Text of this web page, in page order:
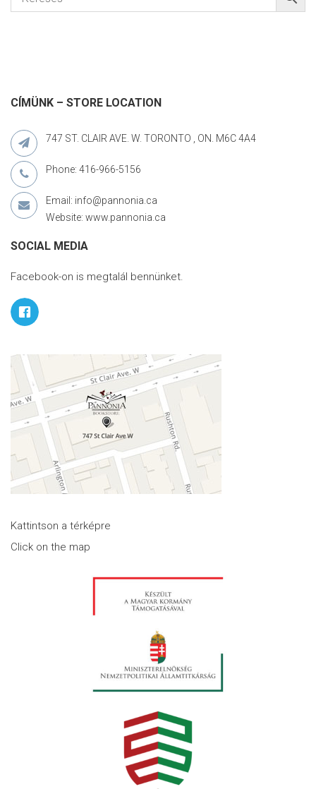
CÍMÜNK – STORE LOCATION
747 ST. CLAIR AVE. W. TORONTO , ON. M6C 4A4
Phone: 416-966-5156
Email: info@pannonia.ca
Website: www.pannonia.ca
SOCIAL MEDIA
Facebook-on is megtalál bennünket.
Kattintson a térképre
Click on the map